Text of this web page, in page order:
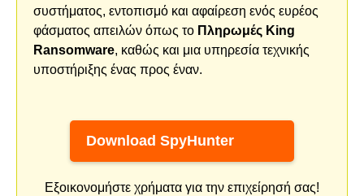
συστήματος, εντοπισμό και αφαίρεση ενός ευρέος
φάσματος απειλών όπως το Πληρωμές King
Ransomware, καθώς και μια υπηρεσία τεχνικής
υποστήριξης ένας προς έναν.
Download SpyHunter
Εξοικονομήστε χρήματα για την επιχείρησή σας!